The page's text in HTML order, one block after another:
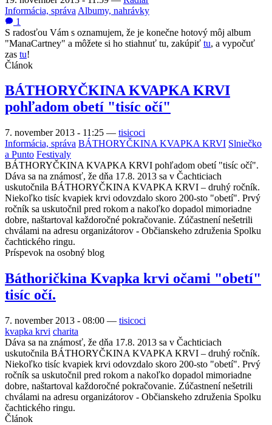
Informácia, správa Albumy, nahrávky
1
S radosťou Vám s oznamujem, že je konečne hotový môj album
"ManaCartney" a môžete si ho stiahnuť tu, zakúpiť tu, a vypočuť
zas tu!
Článok
BÁTHORYČKINA KVAPKA KRVI
pohľadom obetí "tisíc očí"
7. november 2013 - 11:25 — tisicoci
Informácia, správa BÁTHORYČKINA KVAPKA KRVI Slniečko
a Punto Festivaly
BÁTHORYČKINA KVAPKA KRVI pohľadom obetí "tisíc očí".
Dáva sa na známosť, že dňa 17.8. 2013 sa v Čachticiach
uskutočnila BÁTHORYČKINA KVAPKA KRVI – druhý ročník.
Niekoľko tisíc kvapiek krvi odovzdalo skoro 200-sto "obetí". Prvý
ročník sa uskutočnil pred rokom a nakoľko dopadol mimoriadne
dobre, naštartoval každoročné pokračovanie. Zúčastnení nešetrili
chválami na adresu organizátorov - Občianskeho združenia Spolku
čachtického ringu.
Príspevok na osobný blog
Báthoričkina Kvapka krvi očami "obetí"
tisíc očí.
7. november 2013 - 08:00 — tisicoci
kvapka krvi charita
Dáva sa na známosť, že dňa 17.8. 2013 sa v Čachticiach
uskutočnila BÁTHORYČKINA KVAPKA KRVI – druhý ročník.
Niekoľko tisíc kvapiek krvi odovzdalo skoro 200-sto "obetí". Prvý
ročník sa uskutočnil pred rokom a nakoľko dopadol mimoriadne
dobre, naštartoval každoročné pokračovanie. Zúčastnení nešetrili
chválami na adresu organizátorov - Občianskeho združenia Spolku
čachtického ringu.
Článok